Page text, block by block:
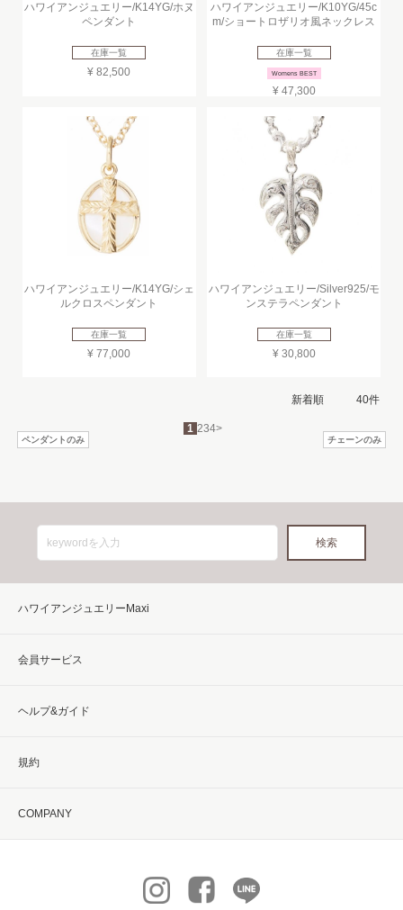
ハワイアンジュエリー/K14YG/ホヌ
ペンダント
在庫一覧
¥ 82,500
ハワイアンジュエリー/K10YG/45c
m/ショートロザリオ風ネックレス
在庫一覧
Womens BEST
¥ 47,300
ハワイアンジュエリー/K14YG/シェ
ルクロスペンダント
在庫一覧
¥ 77,000
ハワイアンジュエリー/Silver925/モ
ンステラペンダント
在庫一覧
¥ 30,800
1 234>
ペンダントのみ チェーンのみ
ハワイアンジュエリーMaxi
会員サービス
ヘルプ&ガイド
規約
COMPANY